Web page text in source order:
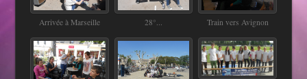
Arrivée à Marseille 28°... Train vers Avignon